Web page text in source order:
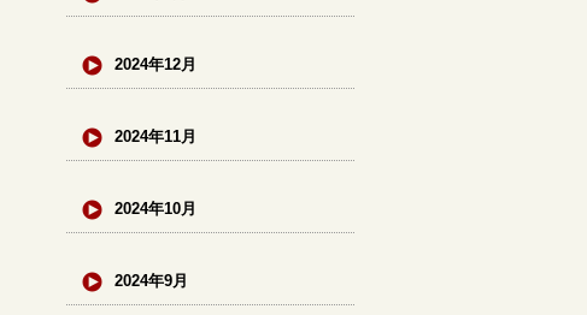
2024年12月
2024年11月
2024年10月
2024年9月